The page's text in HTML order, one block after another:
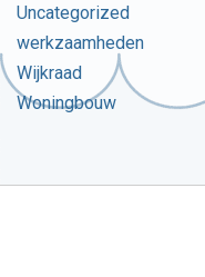
Uncategorized
werkzaamheden
Wijkraad
Woningbouw